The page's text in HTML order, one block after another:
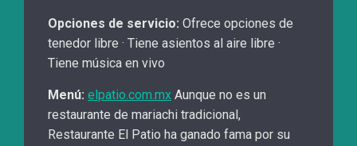
Opciones de servicio: Ofrece opciones de
tenedor libre · Tiene asientos al aire libre ·
Tiene música en vivo
Menú: elpatio.com.mx Aunque no es un
restaurante de mariachi tradicional,
Restaurante El Patio ha ganado fama por su